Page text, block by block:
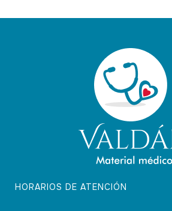
HORARIOS DE ATENCIÓN